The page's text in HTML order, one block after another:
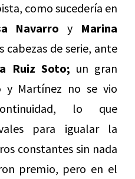
como sucedería en
Navarro y Marina
cabezas de serie, ante
Ruiz Soto; un gran
y Martínez no se vio
lo que
para igualar la
constantes sin nada
premio, pero en el